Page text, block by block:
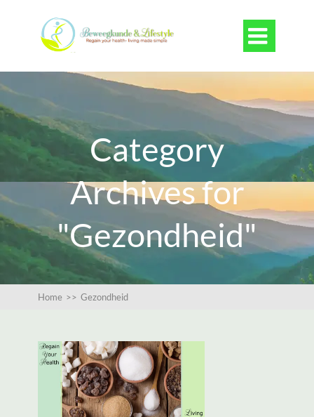

Category
Archives for
"Gezondheid"
Home >> Gezondheid